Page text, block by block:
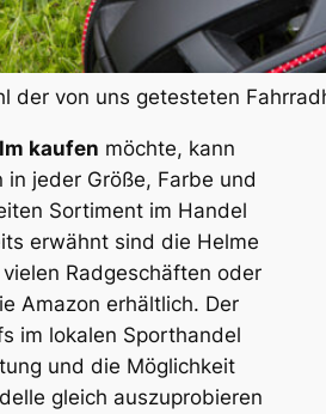
der von uns getesteten
kaufen möchte, kann
in jeder Größe, Farbe und
Sortiment im Handel
erwähnt sind die Helme
Radgeschäften oder
Amazon erhältlich. Der
im lokalen Sporthandel
und die Möglichkeit
gleich auszuprobieren